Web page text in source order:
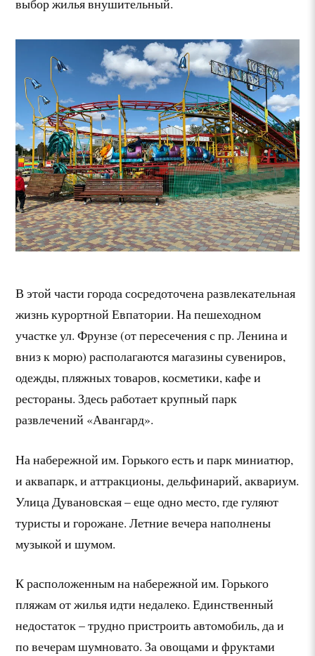
выбор жилья внушительный.
В этой части города сосредоточена развлекательная
жизнь курортной Евпатории. На пешеходном
участке ул. Фрунзе (от пересечения с пр. Ленина и
вниз к морю) располагаются магазины сувениров,
одежды, пляжных товаров, косметики, кафе и
рестораны. Здесь работает крупный парк
развлечений «Авангард».
На набережной им. Горького есть и парк миниатюр,
и аквапарк, и аттракционы, дельфинарий, аквариум.
Улица Дувановская – еще одно место, где гуляют
туристы и горожане. Летние вечера наполнены
музыкой и шумом.
К расположенным на набережной им. Горького
пляжам от жилья идти недалеко. Единственный
недостаток – трудно пристроить автомобиль, да и
по вечерам шумновато. За овощами и фруктами